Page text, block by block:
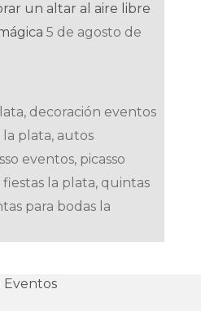
un altar al aire libre
5 de agosto de
decoración eventos
la plata, autos
eventos, picasso
la plata, quintas
para bodas la
Eventos